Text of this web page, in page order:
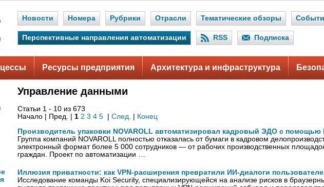
Новости Номера Рубрики Отрасли Тематические обзоры
Перспективные направления автоматизации RSS Подписка
Ресурсы предприятия Архитектура и инфраструктура
Управление данными
Статьи 1 - 10 из 673
Начало | Пред. | 1 2 3 4 5 След.
Конец
Производитель упаковки NOVAROLL автоматизировал кадровый ЭДО с помощью
Группа компаний NOVAROLL полностью отказалась от бумаги в кадровом
электронный формат более 5 000 сотрудников — от рабочих производственных
граждан. Проект по автоматизации …
Иллюзия приватности: как VPN-расширения превратили ИИ-диалоги
Исследование команды Koi Security, специализирующейся на анализе рисков в